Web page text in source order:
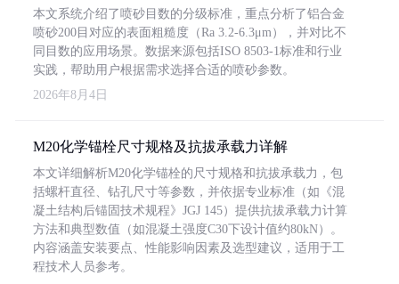
本文系统介绍了喷砂目数的分级标准，重点分析了铝合金
喷砂200目对应的表面粗糙度（Ra 3.2-6.3μm），并对比不
同目数的应用场景。数据来源包括ISO 8503-1标准和行业
实践，帮助用户根据需求选择合适的喷砂参数。
2026年8月4日
M20化学锚栓尺寸规格及抗拔承载力详解
本文详细解析M20化学锚栓的尺寸规格和抗拔承载力，包
括螺杆直径、钻孔尺寸等参数，并依据专业标准（如《混
凝土结构后锚固技术规程》JGJ 145）提供抗拔承载力计算
方法和典型数值（如混凝土强度C30下设计值约80kN）。
内容涵盖安装要点、性能影响因素及选型建议，适用于工
程技术人员参考。